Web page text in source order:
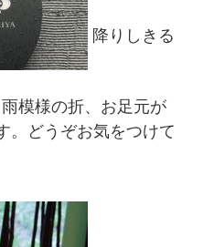
降りしきる
雨模様の折、お足元が
。どうぞお気をつけて